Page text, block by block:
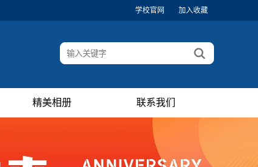
学校官网 加入收藏
精美相册 联系我们